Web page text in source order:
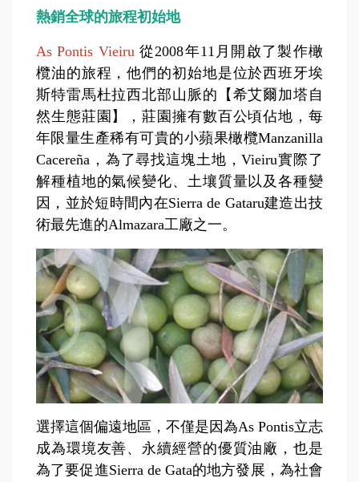
熱銷全球的旅程初始地
As Pontis Vieiru 從2008年11月開啟了製作橄
欖油的旅程，他們的初始地是位於西班牙埃
斯特雷馬杜拉西北部山脈的【希艾爾加塔自
然生態莊園】，莊園擁有數百公頃佔地，每
年限量生產稀有可貴的小蘋果橄欖Manzanilla
Cacereña ，為了尋找這塊土地，Vieiru實際了
解種植地的氣候變化、土壤質量以及各種變
因， 並於短時間內在Sierra de Gataru建造出技
術最先進的Almazara工廠之一。
選擇這個偏遠地區，不僅是因為As Pontis立志
成為環境友善、永續經營的優質油廠，也是
為了要促進Sierra de Gata的地方發展，為社會